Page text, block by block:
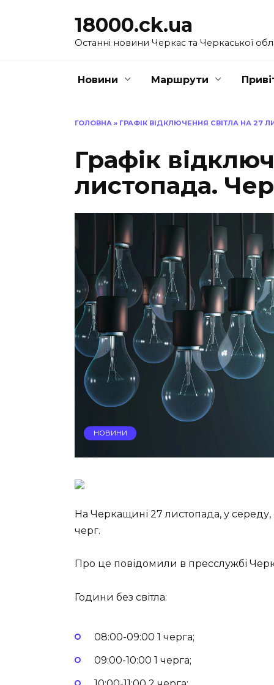
18000.ck.ua
Останні новини Черкас та Черкаської
Новини Маршрути
ГОЛОВНА » ГРАФІК ВІДКЛЮЧЕННЯ СВІТЛА НА 27
Графік
листопада.
НОВИНИ
На Черкащині 27 листопада, у середу,
черг.
Про це повідомили в пресслужбі
Години без світла:
08:00-09:00 1 черга;
09:00-10:00 1 черга;